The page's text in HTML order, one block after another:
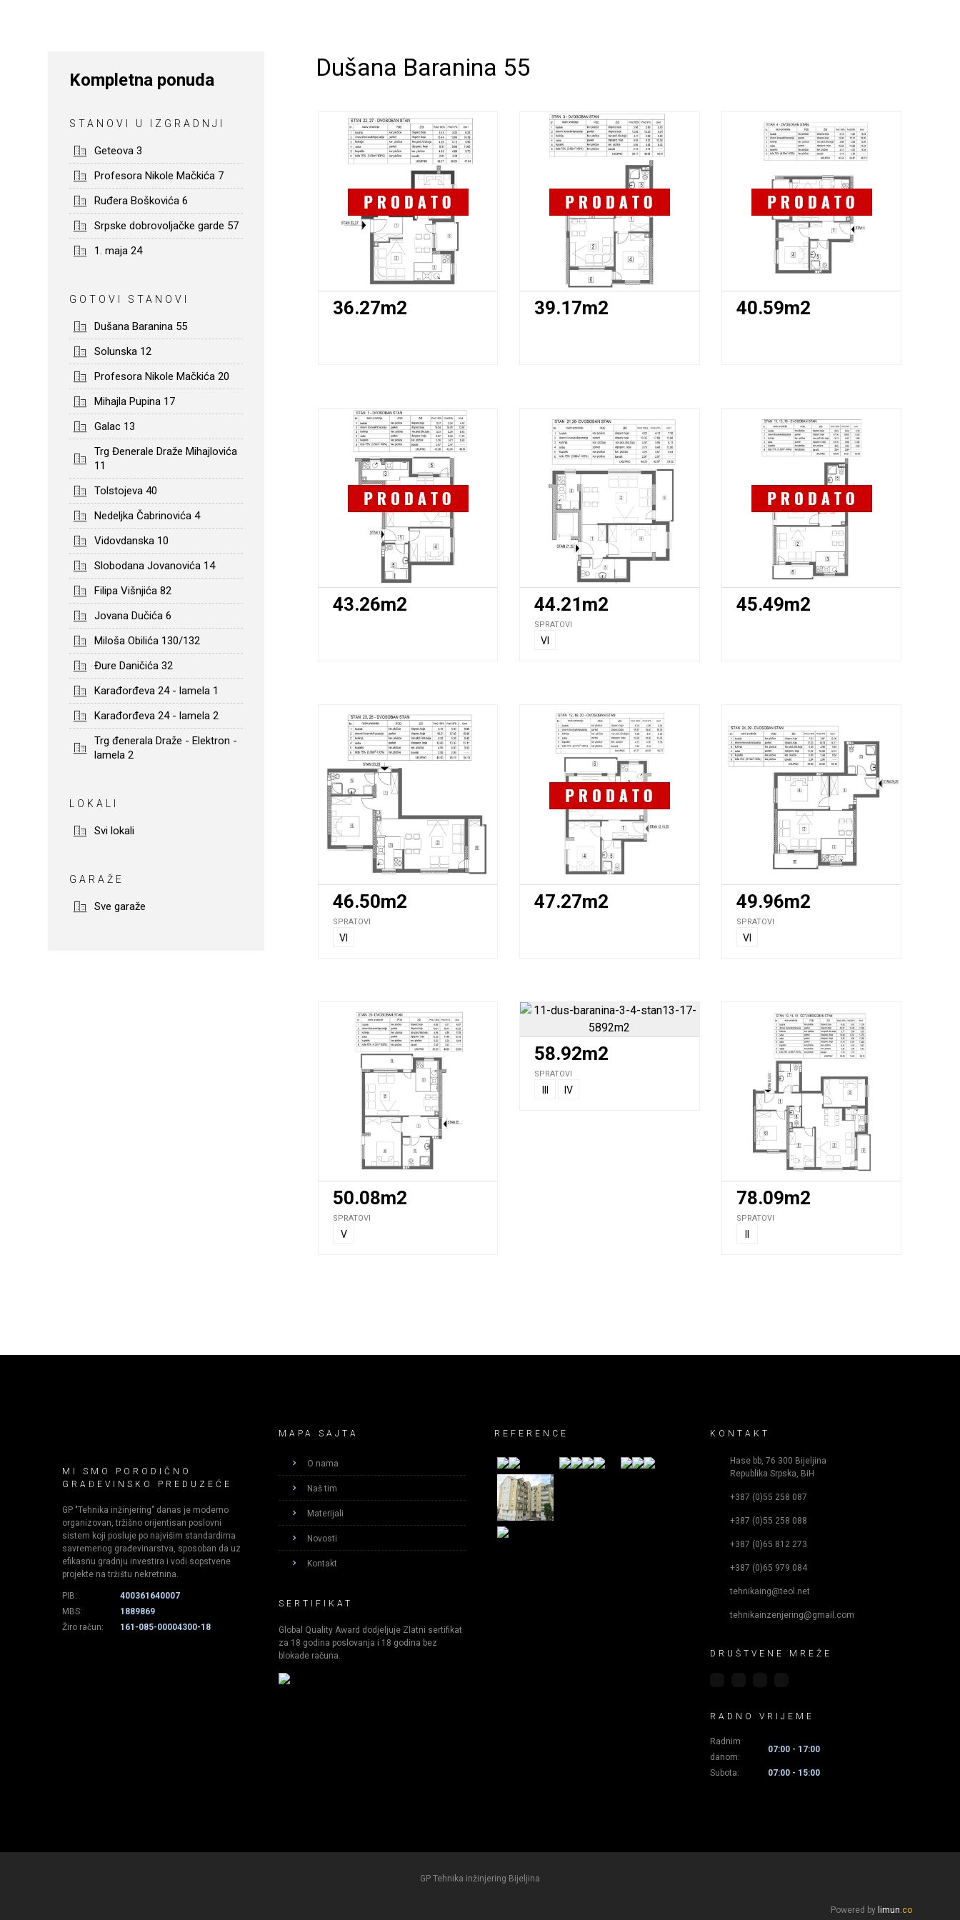
Kompletna ponuda
STANOVI U IZGRADNJI
Geteova 3
Profesora Nikole Mačkića 7
Ruđera Boškovića 6
Srpske dobrovoljačke garde 57
1. maja 24
GOTOVI STANOVI
Dušana Baranina 55
Solunska 12
Profesora Nikole Mačkića 20
Mihajla Pupina 17
Galac 13
Trg Đenerale Draže Mihajlovića
11
Tolstojeva 40
Nedeljka Čabrinovića 4
Vidovdanska 10
Slobodana Jovanovića 14
Filipa Višnjića 82
Jovana Dučića 6
Miloša Obilića 130/132
Đure Daničića 32
Karađorđeva 24 - lamela 1
Karađorđeva 24 - lamela 2
Trg đenerala Draže - Elektron -
lamela 2
LOKALI
Svi lokali
GARAŽE
Sve garaže
Dušana Baranina 55
36.27m2 39.17m2 40.59m2
43.26m2 44.21m2
SPRATOVI
VI
45.49m2
46.50m2
SPRATOVI
VI
47.27m2 49.96m2
SPRATOVI
VI
50.08m2
SPRATOVI
V
58.92m2
SPRATOVI
IV
78.09m2
SPRATOVI
MI SMO PORODIČNO
GRAĐEVINSKO PREDUZEĆE
GP "Tehnika inžinjering" danas je moderno
organizovan, tržišno orijentisan poslovni
sistem koji posluje po najvišim standardima
savremenog građevinarstva, sposoban da uz
efikasnu gradnju investira i vodi sopstvene
projekte na tržištu nekretnina.​
PIB:
400361640007
MBS:
1889869
Žiro račun:
161-085-00004300-18
MAPA SAJTA
O nama
Naš tim
Materijali
Novosti
Kontakt
SERTIFIKAT
Global Quality Award dodjeljuje Zlatni sertifikat
za 18 godina poslovanja i 18 godina bez
blokade računa.
REFERENCE KONTAKT
Hase bb, 76 300 Bijeljina
Republika Srpska, BiH
+387 (0)55 258 087
+387 (0)55 258 088
+387 (0)65 812 273
+387 (0)65 979 084
tehnikaing@teol.net
tehnikainzenjering@gmail.com
DRUŠTVENE MREŽE
RADNO VRIJEME
Radnim
danom:
07:00 - 17:00
Subota: 07:00 - 15:00
GP Tehnika inžinjering Bijeljina
Powered by limun.co